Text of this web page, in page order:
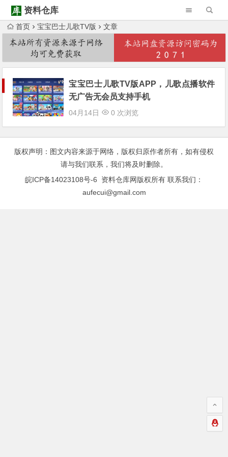
资料仓库
首页 宝宝巴士儿歌TV版
文章
Warning: Trying to access array offset on null in/www/wwwroot/ziliaocangku.cn/wp-content/themes/Begin/inc/type-navigation.php
宝宝巴士儿歌TV版APP，儿歌点播软件
无广告无会员支持手机
04月14日 0 次浏览
版权声明：图文内容来源于网络，版权归原作者所有，如有侵权
请与我们联系，我们将及时删除。
皖ICP备14023108号-6 资料仓库网版权所有 联系我们：
aufecui@gmail.com